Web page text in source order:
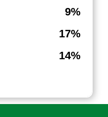
9%
17%
14%